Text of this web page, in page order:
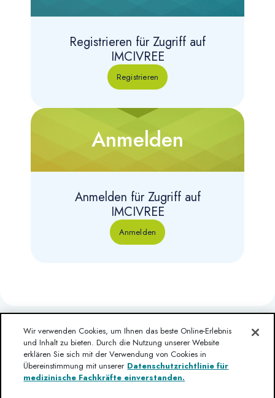
Registrieren für Zugriff auf
IMCIVREE
Registrieren
Anmelden
Anmelden für Zugriff auf
IMCIVREE
Anmelden
Haben Sie eine Frage?
Haftungsausschluss
Nutzungsbedingungen
Impressum
Wir verwenden Cookies, um Ihnen das beste Online-Erlebnis
und Inhalt zu bieten. Durch die Nutzung unserer Website
erklären Sie sich mit der Verwendung von Cookies in
Übereinstimmung mit unserer Datenschutzrichtlinie für
medizinische Fachkräfte einverstanden.